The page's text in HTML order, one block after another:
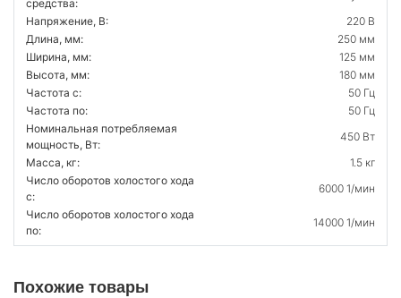
средства:
Напряжение, В:
220 В
Длина, мм:
250 мм
Ширина, мм:
125 мм
Высота, мм:
180 мм
Частота с:
50 Гц
Частота по:
50 Гц
Номинальная потребляемая
мощность, Вт:
450 Вт
Масса, кг:
1.5 кг
Число оборотов холостого хода
с:
6000 1/мин
Число оборотов холостого хода
по:
14000 1/мин
Похожие товары